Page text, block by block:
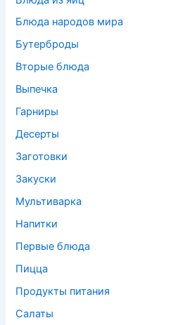
Блюда народов мира
Бутерброды
Вторые блюда
Выпечка
Гарниры
Десерты
Заготовки
Закуски
Мультиварка
Напитки
Первые блюда
Пицца
Продукты питания
Салаты